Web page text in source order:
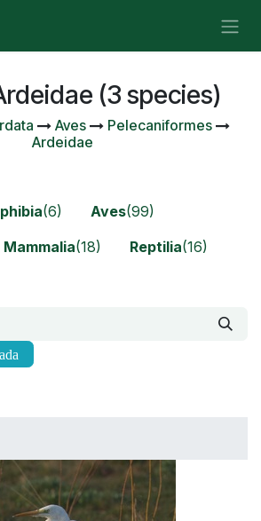
(3 species)
Aves
Pelecaniformes
Ardeidae
(6) Aves(99)
Mammalia(18) Reptilia(16)